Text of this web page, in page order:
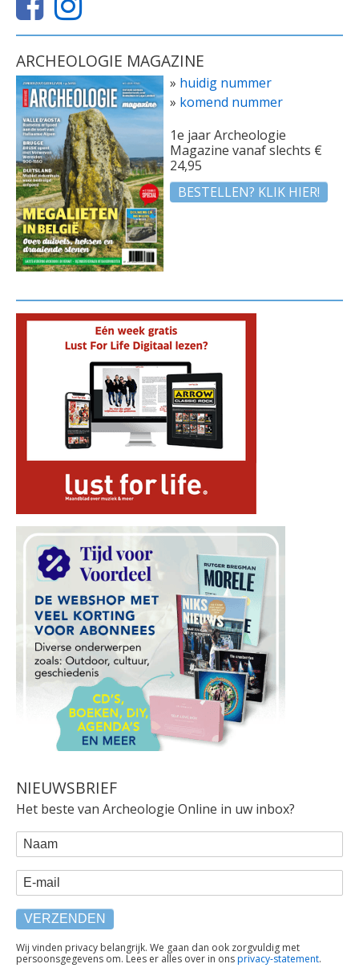
ARCHEOLOGIE MAGAZINE
» huidig nummer
» komend nummer
1e jaar Archeologie
Magazine vanaf slechts €
24,95
BESTELLEN? KLIK HIER!
NIEUWSBRIEF
Het beste van Archeologie Online in uw inbox?
WEBFORM
Naam
E-mail
TEKST
ONDER
Wij vinden privacy belangrijk. We gaan dan ook zorgvuldig met
persoonsgegevens om. Lees er alles over in onsprivacy-statement.